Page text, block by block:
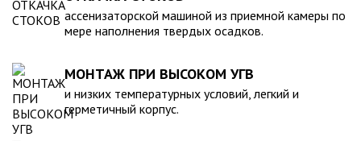
компанией, произведена в полном соответствии с
действующими стандартами и полностью безопасна в
экологическом отношении.
ассенизаторской машиной из приемной камеры по
мере наполнения твердых осадков.
МОНТАЖ ПРИ ВЫСОКОМ УГВ
и низких температурных условий, легкий и
герметичный корпус.